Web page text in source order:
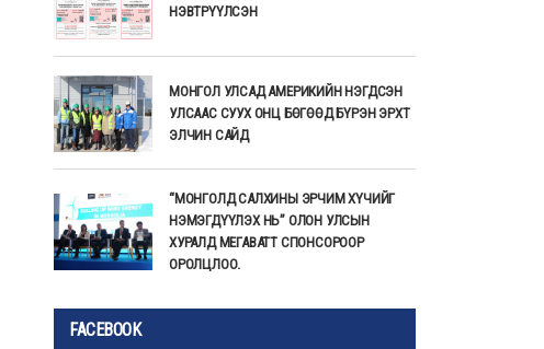
НЭВТРҮҮЛСЭН
МОНГОЛ УЛСАД АМЕРИКИЙН НЭГДСЭН
УЛСААС СУУХ ОНЦ БӨГӨӨД БҮРЭН ЭРХТ
ЭЛЧИН САЙД
“МОНГОЛД САЛХИНЫ ЭРЧИМ ХҮЧИЙГ
НЭМЭГДҮҮЛЭХ НЬ” ОЛОН УЛСЫН
ХУРАЛД МЕГАВАТТ СПОНСОРООР
ОРОЛЦЛОО.
FACEBOOK